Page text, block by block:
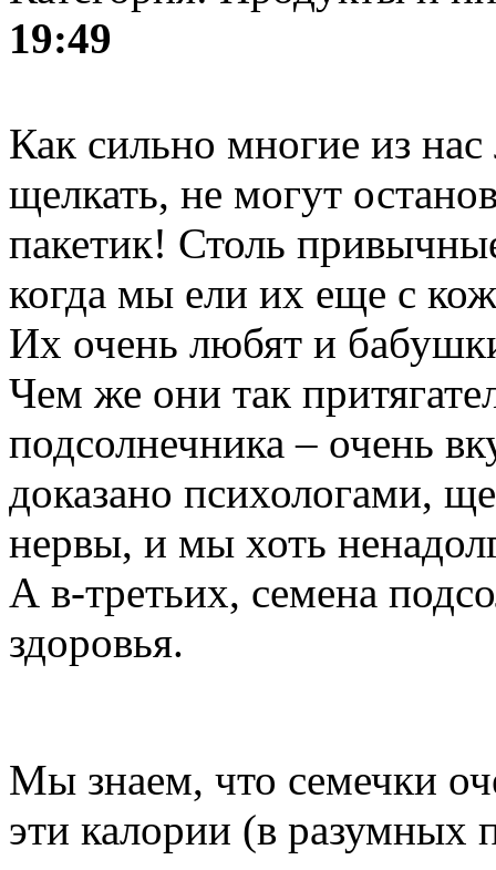
19:49
Как сильно многие из
щелкать, не могут
пакетик! Столь
когда мы ели их еще с
Их очень любят и
Чем же они так
подсолнечника – очень
доказано психологами,
нервы, и мы хоть
А в-третьих, семена
здоровья.
Мы знаем, что семечки
эти калории (в разумных